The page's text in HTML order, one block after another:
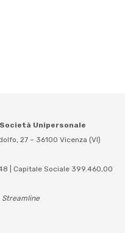
Unipersonale
27 – 36100 Vicenza (VI)
| Capitale Sociale 399.460,00